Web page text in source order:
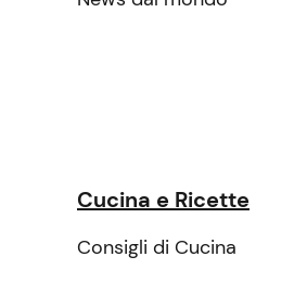
Cucina e Ricette
Consigli di Cucina